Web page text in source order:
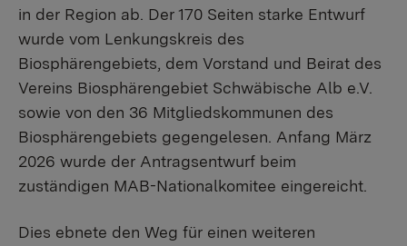
in der Region ab. Der 170 Seiten starke Entwurf
wurde vom Lenkungskreis des
Biosphärengebiets, dem Vorstand und Beirat des
Vereins Biosphärengebiet Schwäbische Alb e.V.
sowie von den 36 Mitgliedskommunen des
Biosphärengebiets gegengelesen. Anfang März
2026 wurde der Antragsentwurf beim
zuständigen MAB-Nationalkomitee eingereicht.
Dies ebnete den Weg für einen weiteren